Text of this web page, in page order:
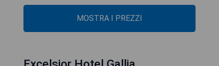
MOSTRA I PREZZI